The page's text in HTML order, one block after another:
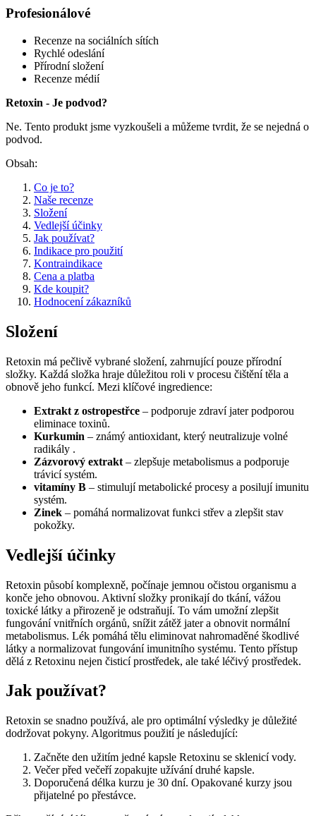
Profesionálové
Recenze na sociálních sítích
Rychlé odeslání
Přírodní složení
Recenze médií
Retoxin - Je podvod?
Ne. Tento produkt jsme vyzkoušeli a můžeme tvrdit, že se nejedná o
podvod.
Obsah:
Co je to?
Naše recenze
Složení
Vedlejší účinky
Jak používat?
Indikace pro použití
Kontraindikace
Cena a platba
Kde koupit?
Hodnocení zákazníků
Složení
Retoxin má pečlivě vybrané složení, zahrnující pouze přírodní
složky. Každá složka hraje důležitou roli v procesu čištění těla a
obnově jeho funkcí. Mezi klíčové ingredience:
Extrakt z ostropestřce – podporuje zdraví jater podporou
eliminace toxinů.
Kurkumin – známý antioxidant, který neutralizuje volné
radikály .
Zázvorový extrakt – zlepšuje metabolismus a podporuje
trávicí systém.
vitamíny B – stimulují metabolické procesy a posilují imunitu
systém.
Zinek – pomáhá normalizovat funkci střev a zlepšit stav
pokožky.
Vedlejší účinky
Retoxin působí komplexně, počínaje jemnou očistou organismu a
konče jeho obnovou. Aktivní složky pronikají do tkání, vážou
toxické látky a přirozeně je odstraňují. To vám umožní zlepšit
fungování vnitřních orgánů, snížit zátěž jater a obnovit normální
metabolismus. Lék pomáhá tělu eliminovat nahromaděné škodlivé
látky a normalizovat fungování imunitního systému. Tento přístup
dělá z Retoxinu nejen čisticí prostředek, ale také léčivý prostředek.
Jak používat?
Retoxin se snadno používá, ale pro optimální výsledky je důležité
dodržovat pokyny. Algoritmus použití je následující:
Začněte den užitím jedné kapsle Retoxinu se sklenicí vody.
Večer před večeří zopakujte užívání druhé kapsle.
Doporučená délka kurzu je 30 dní. Opakované kurzy jsou
přijatelné po přestávce.